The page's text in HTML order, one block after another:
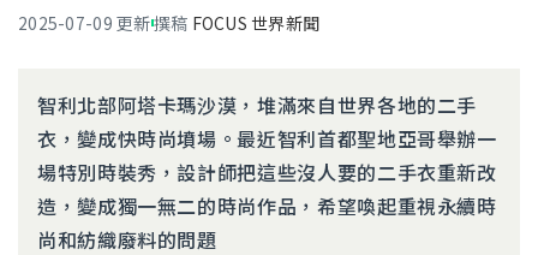
2025-07-09 更新撰稿 FOCUS 世界新聞
智利北部阿塔卡瑪沙漠，堆滿來自世界各地的二手
衣，變成快時尚墳場。最近智利首都聖地亞哥舉辦一
場特別時裝秀，設計師把這些沒人要的二手衣重新改
造，變成獨一無二的時尚作品，希望喚起重視永續時
尚和紡織廢料的問題